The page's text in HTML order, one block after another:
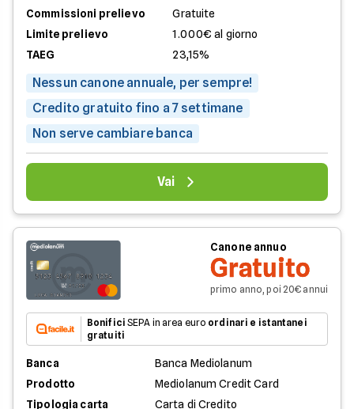
Commissioni prelievo
Gratuite
Limite prelievo
1.000€ al giorno
TAEG
23,15%
Nessun canone annuale, per sempre!
Credito gratuito fino a 7 settimane
Non serve cambiare banca
Vai
Canone annuo
Gratuito
primo anno, poi 20€ annui
Bonifici SEPA in area euro ordinari e istantanei
gratuiti
Banca
Banca Mediolanum
Prodotto
Mediolanum Credit Card
Tipologia carta
Carta di Credito